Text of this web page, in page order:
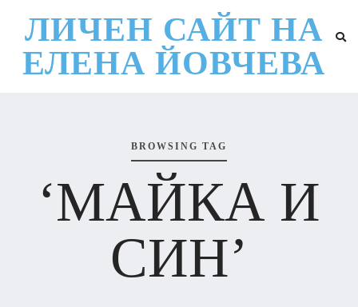
ЛИЧЕН САЙТ НА
ЕЛЕНА ЙОВЧЕВА
BROWSING TAG
‘МАЙКА И
СИН’